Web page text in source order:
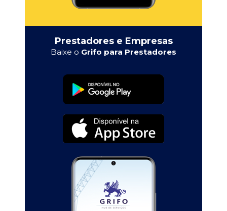
Prestadores e Empresas
Baixe o Grifo para Prestadores